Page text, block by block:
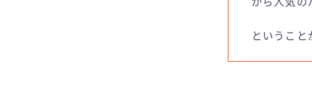
ということ